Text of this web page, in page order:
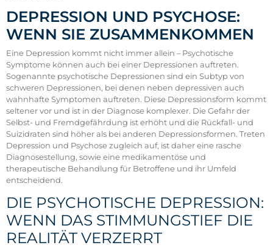
DEPRESSION UND PSYCHOSE:
WENN SIE ZUSAMMENKOMMEN
Eine Depression kommt nicht immer allein – Psychotische
Symptome können auch bei einer Depressionen auftreten.
Sogenannte psychotische Depressionen sind ein Subtyp von
schweren Depressionen, bei denen neben depressiven auch
wahnhafte Symptomen auftreten. Diese Depressionsform kommt
seltener vor und ist in der Diagnose komplexer. Die Gefahr der
Selbst- und Fremdgefährdung ist erhöht und die Rückfall- und
Suizidraten sind höher als bei anderen Depressionsformen. Treten
Depression und Psychose zugleich auf, ist daher eine rasche
Diagnosestellung, sowie eine medikamentöse und
therapeutische Behandlung für Betroffene und ihr Umfeld
entscheidend.
DIE PSYCHOTISCHE DEPRESSION:
WENN DAS STIMMUNGSTIEF DIE
REALITÄT VERZERRT